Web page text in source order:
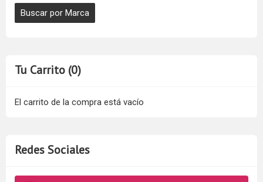
Tu Carrito (0)
El carrito de la compra está vacío
Redes Sociales